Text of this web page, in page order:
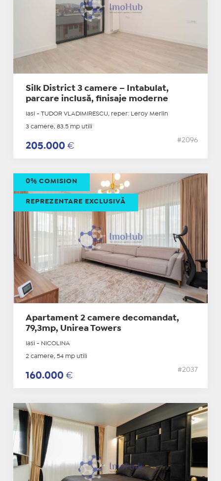
Silk District 3 camere – Intabulat,
parcare inclusă, finisaje moderne
Iasi - TUDOR VLADIMIRESCU, reper: Leroy Merlin
3 camere, 83.5 mp utili
205.000 €
#2096
Apartament 2 camere decomandat,
79,3mp, Unirea Towers
Iasi - NICOLINA
2 camere, 54 mp utili
160.000 €
#2037
0% COMISION
REPREZENTARE EXCLUSIVĂ